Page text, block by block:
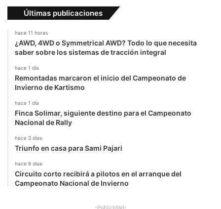
C
Últimas publicaciones
hace 11 horas
¿AWD, 4WD o Symmetrical AWD? Todo lo que necesita
saber sobre los sistemas de tracción integral
hace 1 día
Remontadas marcaron el inicio del Campeonato de
Invierno de Kartismo
hace 1 día
Finca Solimar, siguiente destino para el Campeonato
Nacional de Rally
hace 3 días
Triunfo en casa para Sami Pajari
hace 6 días
Circuito corto recibirá a pilotos en el arranque del
Campeonato Nacional de Invierno
-Publicidad-